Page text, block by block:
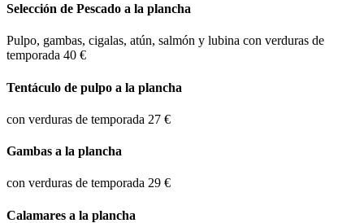
Selección de Pescado a la plancha
Pulpo, gambas, cigalas, atún, salmón y lubina con verduras de
temporada 40 €
Tentáculo de pulpo a la plancha
con verduras de temporada 27 €
Gambas a la plancha
con verduras de temporada 29 €
Calamares a la plancha